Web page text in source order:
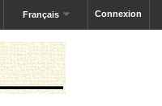
Connexion
Français